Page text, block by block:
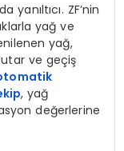
ZF’nin
yağ ve
yağ,
ve geçiş
, yağ
değerlerine